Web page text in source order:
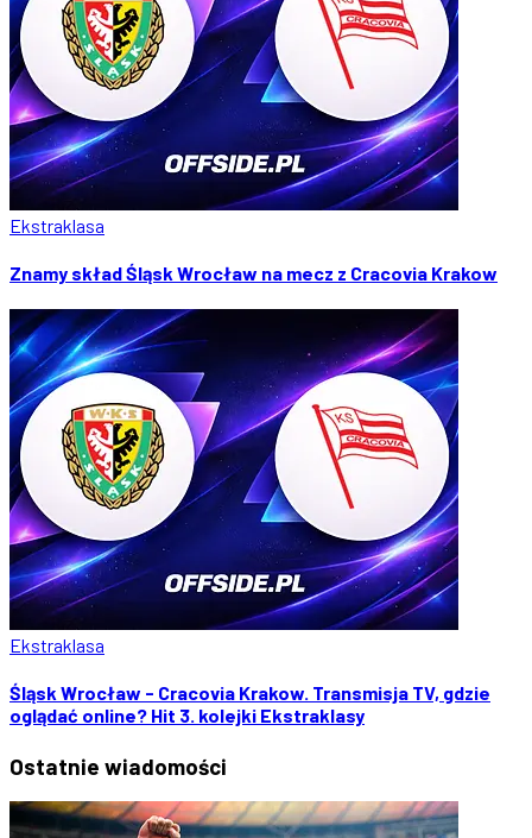
Ekstraklasa
Znamy skład Śląsk Wrocław na mecz z Cracovia Krakow
Ekstraklasa
Śląsk Wrocław - Cracovia Krakow. Transmisja TV, gdzie
oglądać online? Hit 3. kolejki Ekstraklasy
Ostatnie wiadomości